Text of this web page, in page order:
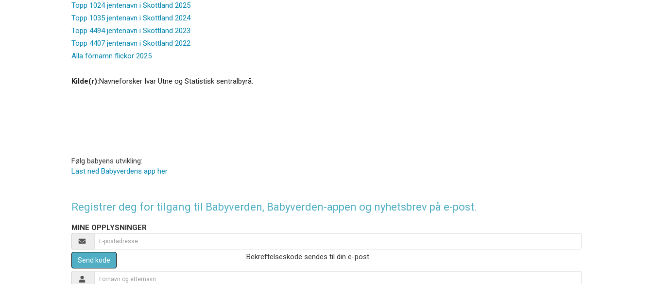
Topp 1024 jentenavn i Skottland 2025
Topp 1035 jentenavn i Skottland 2024
Topp 4494 jentenavn i Skottland 2023
Topp 4407 jentenavn i Skottland 2022
Alla förnamn flickor 2025
Kilde(r):Navneforsker Ivar Utne og Statistisk sentralbyrå.
Følg babyens utvikling:
Last ned Babyverdens app her
Registrer deg for tilgang til Babyverden, Babyverden-appen og nyhetsbrev på e-post.
MINE OPPLYSNINGER
Send kode Bekreftelseskode sendes til din e-post.